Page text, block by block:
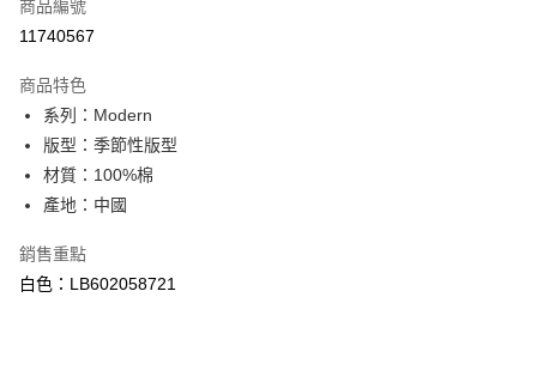
信用卡分期付款
合作金庫商業銀行
華南商業銀行
上海商業儲蓄銀行
國泰世華商業銀行
臺灣中小企業銀行
聯邦商業銀行
超商取貨付款
LINE Pay
Apple Pay
Google Pay
商品編號
11740567
商品特色
系列：Modern
版型：季節性版型
材質：100%棉
產地：中國
銷售重點
白色：LB602058721